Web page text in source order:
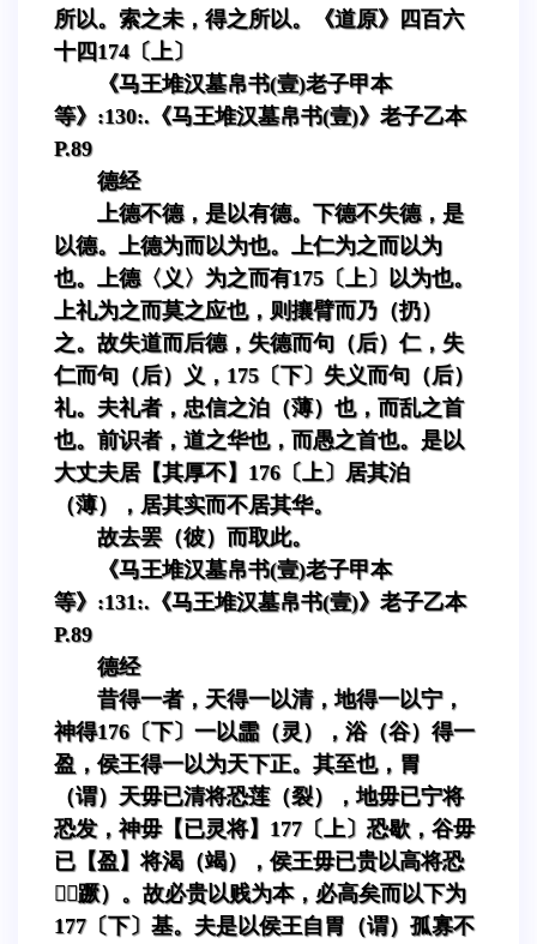
所以。索之未，得之所以。《道原》四百六
十四174〔上〕
《马王堆汉墓帛书(壹)老子甲本
等》:130:.《马王堆汉墓帛书(壹)》老子乙本
P.89
德经
上德不德，是以有德。下德不失德，是
以德。上德为而以为也。上仁为之而以为
也。上德〈义〉为之而有175〔上〕以为也。
上礼为之而莫之应也，则攘臂而乃（扔）
之。故失道而后德，失德而句（后）仁，失
仁而句（后）义，175〔下〕失义而句（后）
礼。夫礼者，忠信之泊（薄）也，而乱之首
也。前识者，道之华也，而愚之首也。是以
大丈夫居【其厚不】176〔上〕居其泊
（薄），居其实而不居其华。
故去罢（彼）而取此。
《马王堆汉墓帛书(壹)老子甲本
等》:131:.《马王堆汉墓帛书(壹)》老子乙本
P.89
德经
昔得一者，天得一以清，地得一以宁，
神得176〔下〕一以霝（灵），浴（谷）得一
盈，侯王得一以为天下正。其至也，胃
（谓）天毋已清将恐莲（裂），地毋已宁将
恐发，神毋【已灵将】177〔上〕恐歇，谷毋
已【盈】将渴（竭），侯王毋已贵以高将恐
（蹶）。故必贵以贱为本，必高矣而以下为
177〔下〕基。夫是以侯王自胃（谓）孤寡不